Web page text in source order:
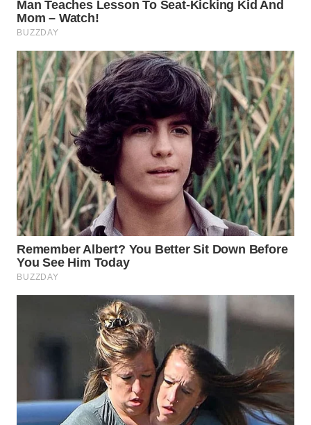
WN
BINJAI
WN
CIREBON
WN
INDRAMAYU
WN
KUNINGAN
WN
MAJALENGKA
WN
SUBANG
SUKABUMI
PURWAKARTA